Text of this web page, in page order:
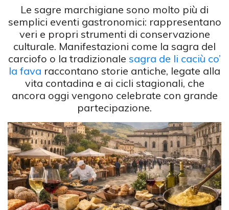
Le sagre marchigiane sono molto più di
semplici eventi gastronomici: rappresentano
veri e propri strumenti di conservazione
culturale. Manifestazioni come la sagra del
carciofo o la tradizionale sagra de li caciù co’
la fava raccontano storie antiche, legate alla
vita contadina e ai cicli stagionali, che
ancora oggi vengono celebrate con grande
partecipazione.